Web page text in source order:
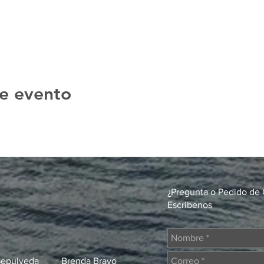
evento
Brenda Bravo
¿Pregunta o Pedido de
Escribenos